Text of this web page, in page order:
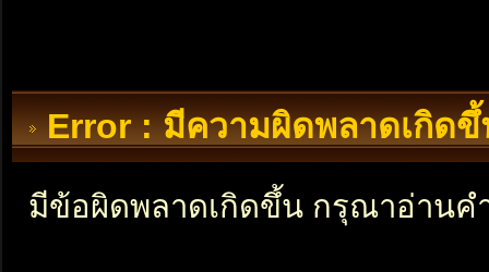
Error : มีความผิดพลาดเกิดขึ้
มีข้อผิดพลาดเกิดขึ้น กรุณาอ่านค